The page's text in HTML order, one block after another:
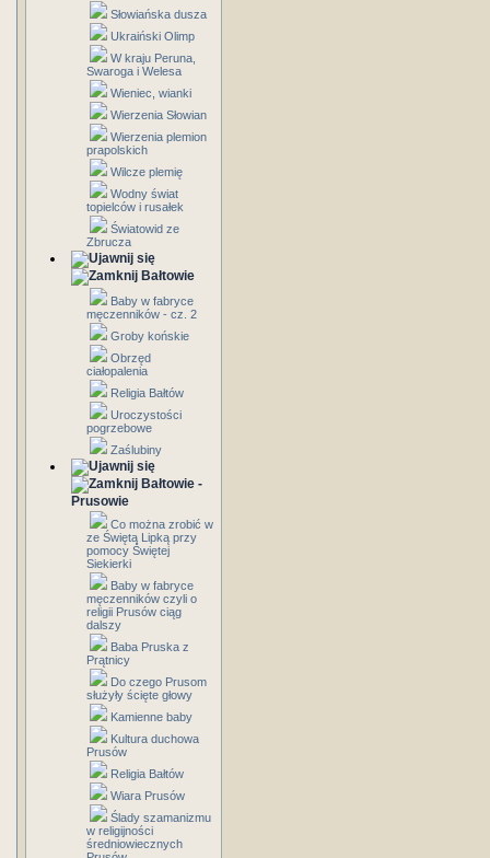
Słowiańska dusza
Ukraiński Olimp
W kraju Peruna,
Swaroga i Welesa
Wieniec, wianki
Wierzenia Słowian
Wierzenia plemion
prapolskich
Wilcze plemię
Wodny świat
topielców i rusałek
Światowid ze
Zbrucza
Bałtowie
Baby w fabryce
męczenników - cz. 2
Groby końskie
Obrzęd
ciałopalenia
Religia Bałtów
Uroczystości
pogrzebowe
Zaślubiny
Bałtowie -
Prusowie
Co można zrobić w
ze Świętą Lipką przy
pomocy Świętej
Siekierki
Baby w fabryce
męczenników czyli o
religii Prusów ciąg
dalszy
Baba Pruska z
Prątnicy
Do czego Prusom
służyły ścięte głowy
Kamienne baby
Kultura duchowa
Prusów
Religia Bałtów
Wiara Prusów
Ślady szamanizmu
w religijności
średniowiecznych